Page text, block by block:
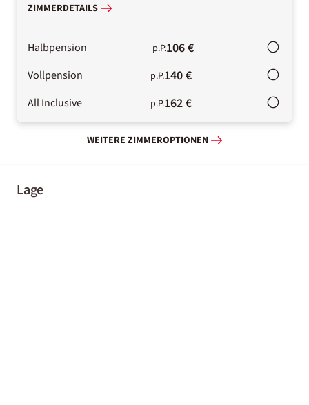
ZIMMERDETAILS
Halbpension p.P.106 €
Vollpension p.P.140 €
All Inclusive p.P.162 €
WEITERE ZIMMEROPTIONEN
Lage